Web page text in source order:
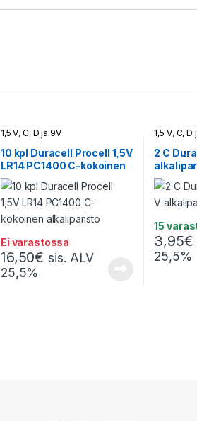
1,5 V,C, D ja 9V
10 kpl Duracell Procell 1,5V
LR14 PC1400 C-kokoinen
alkaliparisto
Ei varastossa
16,50€ sis. ALV
25,5%
1,5 V, C, D
2 C
15
3,95€
25,5%